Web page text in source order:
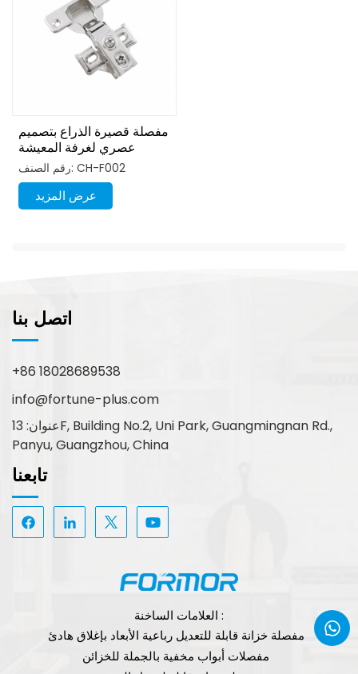
مفصلة قصيرة الذراع بتصميم
عصري لغرفة المعيشة
رقم الصنف: CH-F002
عرض المزيد
اتصل بنا
+86 18028689538
info@fortune-plus.com
عنوان: 13F, Building No.2, Uni Park, Guangmingnan Rd.,
Panyu, Guangzhou, China
تابعنا
العلامات الساخنة :
مفصلة خزانة قابلة للتعديل رباعية الأبعاد بإغلاق هادئ
مفصلات أبواب مخفية بالجملة للخزائن